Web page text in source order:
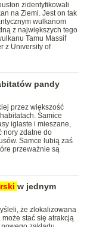
zidentyfikowali
na Ziemi. Jest on tak
wulkanom
z największych tego
Tamu Massif
z University of
pandy
przez większość
Samice
iglaste i mieszane,
nory zdatne do
Samce lubią zaś
przeważnie są
w jednym
że zlokalizowana
stać się atrakcją